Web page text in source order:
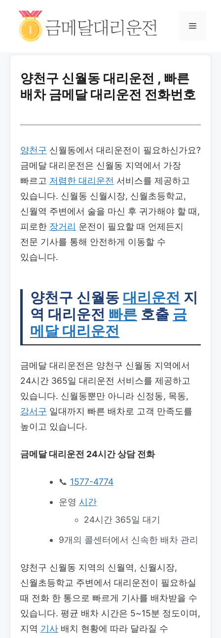
양천구 신월동 대리운전 , 빠른
배차 금메달 대리운전 전화번호
양천구 신월동에서 대리운전이 필요하신가요?
금메달 대리운전은 신월동 지역에서 가장
빠르고 저렴한 대리운전 서비스를 제공하고
있습니다. 신월동 신월시장, 신월초등학교,
신월역 주변에서 술을 마신 후 귀가해야 할 때,
피로한 장거리 운전이 필요할 때 언제든지
전문 기사를 통해 안전하게 이동할 수
있습니다.
양천구 신월동 대리운전 지
역 대리운전 빠른 호출 금
메달 대리운전
금메달 대리운전은 양천구 신월동 지역에서
24시간 365일 대리운전 서비스를 제공하고
있습니다. 신월동뿐만 아니라 신정동, 목동,
강서구 일대까지 빠른 배차로 고객 만족도를
높이고 있습니다.
금메달 대리운전 24시간 상담 전화
📞 1577-4774
운영 시간
24시간 365일 대기
9개의 콜센터에서 신속한 배차 관리
양천구 신월동 지역의 신월역, 신월시장,
신월초등학교 주변에서 대리운전이 필요하실
때 전화 한 통으로 빠르게 기사를 배차받을 수
있습니다. 평균 배차 시간은 5~15분 정도이며,
지역 기사 배치 현황에 따라 달라질 수